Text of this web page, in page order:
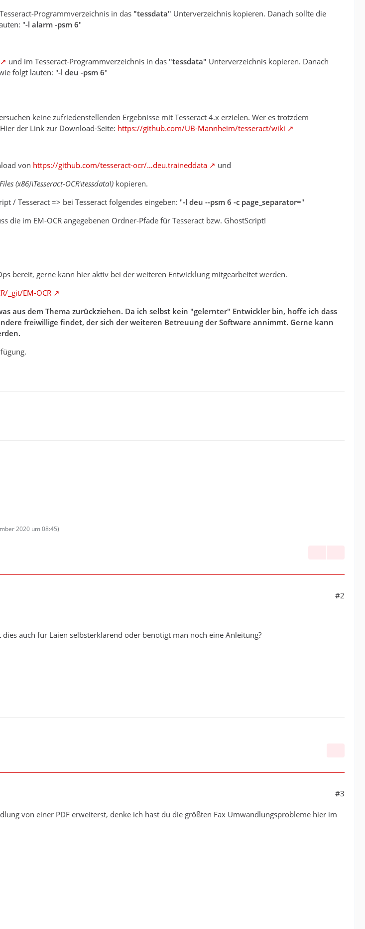
Programmverzeichnis in das "tessdata" Unterverzeichnis kopieren. Danach sollte die
"-l alarm -psm 6"
und im Tesseract-Programmverzeichnis in das "tessdata" Unterverzeichnis kopieren. Danach
folgt lauten: "-l deu -psm 6"
keine zufriedenstellenden Ergebnisse mit Tesseract 4.x erzielen. Wer es trotzdem
der Link zur Download-Seite: https://github.com/UB-Mannheim/tesseract/wiki
von https://github.com/tesseract-ocr/…deu.traineddata
und
(x86)\Tesseract-OCR\tessdata\) kopieren.
/ Tesseract => bei Tesseract folgendes eingeben: "-l deu --psm 6 -c page_separator="
die im EM-OCR angegebenen Ordner-Pfade für Tesseract bzw. GhostScript!
bereit, gerne kann hier aktiv bei der weiteren Entwicklung mitgearbeitet werden.
_git/EM-OCR
aus dem Thema zurückziehen. Da ich selbst kein "gelernter" Entwickler bin, hoffe ich dass
freiwillige findet, der sich der weiteren Betreuung der Software annimmt. Gerne kann
2020 um 08:45)
#2
auch für Laien selbsterklärend oder benötigt man noch eine Anleitung?
#3
von einer PDF erweiterst, denke ich hast du die größten Fax Umwandlungsprobleme hier im